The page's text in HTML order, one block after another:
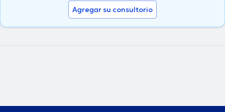
Agregar su consultorio